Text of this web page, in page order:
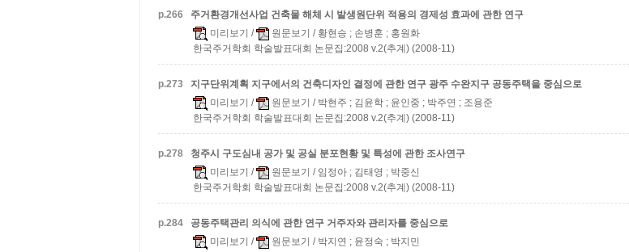
p.266
주거환경개선사업 건축물 해체 시 발생원단위 적용의 경제성 효과에 관한 연구
미리보기 / 원문보기 / 황현승 ; 손병훈 ; 홍원화
한국주거학회 학술발표대회 논문집:2008 v.2(추계) (2008-11)
p.273 지구단위계획 지구에서의 건축디자인 결정에 관한 연구 광주 수완지구 공동주택을 중심으로
미리보기 / 원문보기 / 박현주 ; 김윤학 ; 윤인중 ; 박주연 ; 조용준
한국주거학회 학술발표대회 논문집:2008 v.2(추계) (2008-11)
p.278
청주시 구도심내 공가 및 공실 분포현황 및 특성에 관한 조사연구
미리보기 / 원문보기 / 임정아 ; 김태영 ; 박중신
한국주거학회 학술발표대회 논문집:2008 v.2(추계) (2008-11)
p.284 공동주택관리 의식에 관한 연구 거주자와 관리자를 중심으로
미리보기 / 원문보기 / 박지연 ; 윤정숙 ; 박지민